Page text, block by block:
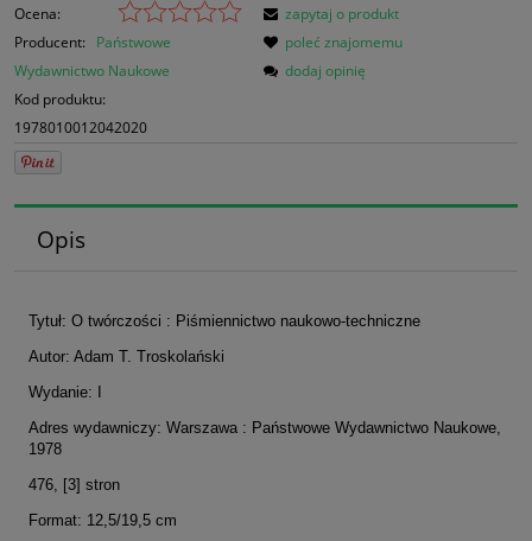
Ocena:
Producent:
Państwowe
Wydawnictwo Naukowe
Kod produktu:
1978010012042020
zapytaj o produkt
poleć znajomemu
dodaj opinię
Opis
Tytuł: O twórczości : Piśmiennictwo naukowo-techniczne
Autor: Adam T. Troskolański
Wydanie: I
Adres wydawniczy: Warszawa : Państwowe Wydawnictwo Naukowe,
1978
476, [3] stron
Format: 12,5/19,5 cm